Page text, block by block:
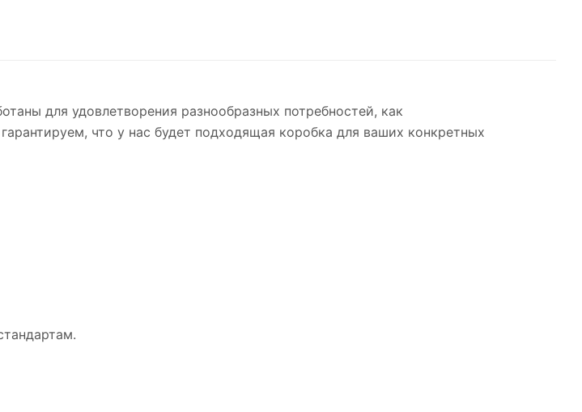
для удовлетворения разнообразных потребностей, как
что у нас будет подходящая коробка для ваших конкретных